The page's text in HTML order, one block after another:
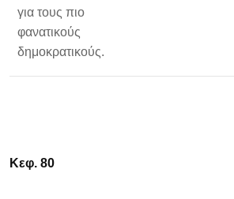
για τους πιο
φανατικούς
δημοκρατικούς.
Κεφ. 80